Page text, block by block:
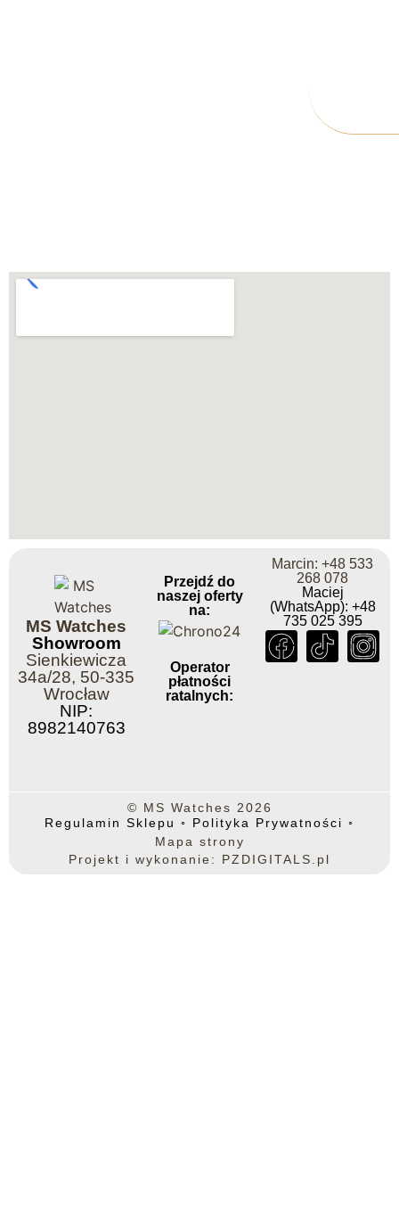
MS Watches
Showroom
Sienkiewicza
34a/28, 50-335
Wrocław
NIP:
8982140763
Przejdź do
naszej oferty
na:
Operator
płatności
ratalnych:
Marcin: +48 533
268 078
Maciej
(WhatsApp): +48
735 025 395
© MS Watches 2026
Regulamin Sklepu ◦ Polityka Prywatności ◦
Mapa strony
Projekt i wykonanie: PZDIGITALS.pl